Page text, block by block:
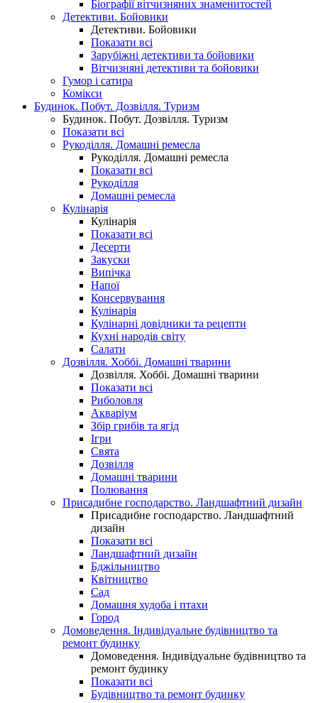
Біографії вітчизняних знаменитостей
Детективи. Бойовики
Детективи. Бойовики
Показати всі
Зарубіжні детективи та бойовики
Вітчизняні детективи та бойовики
Гумор і сатира
Комікси
Будинок. Побут. Дозвілля. Туризм
Будинок. Побут. Дозвілля. Туризм
Показати всі
Рукоділля. Домашні ремесла
Рукоділля. Домашні ремесла
Показати всі
Рукоділля
Домашні ремесла
Кулінарія
Кулінарія
Показати всі
Десерти
Закуски
Випічка
Напої
Консервування
Кулінарія
Кулінарні довідники та рецепти
Кухні народів світу
Салати
Дозвілля. Хоббі. Домашні тварини
Дозвілля. Хоббі. Домашні тварини
Показати всі
Риболовля
Акваріум
Збір грибів та ягід
Ігри
Свята
Дозвілля
Домашні тварини
Полювання
Присадибне господарство. Ландшафтний дизайн
Присадибне господарство. Ландшафтний
дизайн
Показати всі
Ландшафтний дизайн
Бджільництво
Квітництво
Сад
Домашня худоба і птахи
Город
Домоведення. Індивідуальне будівництво та
ремонт будинку
Домоведення. Індивідуальне будівництво та
ремонт будинку
Показати всі
Будівництво та ремонт будинку